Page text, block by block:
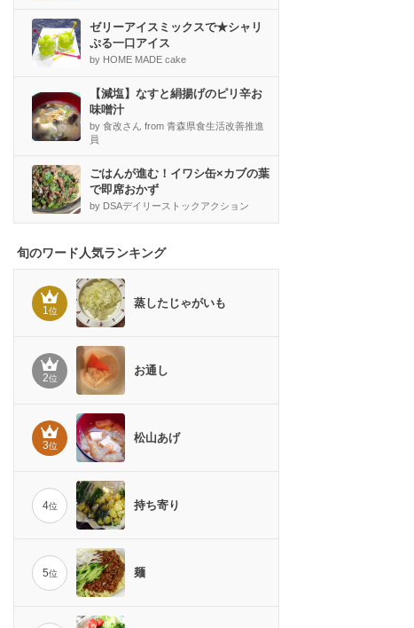
ゼリーアイスミックスで★シャリ
ぷる一口アイス
by HOME MADE cake
【減塩】なすと絹揚げのピリ辛お
味噌汁
by 食改さん from 青森県食生活改善推進
員
ごはんが進む！イワシ缶×カブの葉
で即席おかず
by DSAデイリーストックアクション
旬のワード人気ランキング
1位
蒸したじゃがいも
2位
お通し
3位
松山あげ
4位 持ち寄り
5位 麺